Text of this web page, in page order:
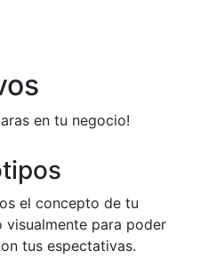
en tu negocio!
el concepto de tu
para poder
tus espectativas.